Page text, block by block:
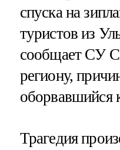
спуска на
туристов из
сообщает СУ
региону,
оборвавшийся
Трагедия